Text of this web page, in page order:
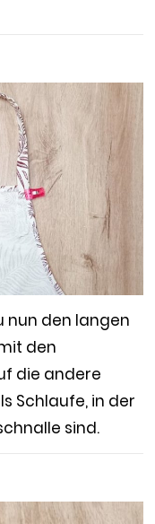
nun den langen
den
die andere
Schlaufe, in der
sind.